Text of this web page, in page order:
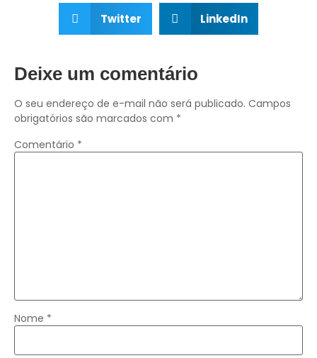
Twitter LinkedIn
Deixe um comentário
O seu endereço de e-mail não será publicado. Campos
obrigatórios são marcados com *
Comentário *
Nome *